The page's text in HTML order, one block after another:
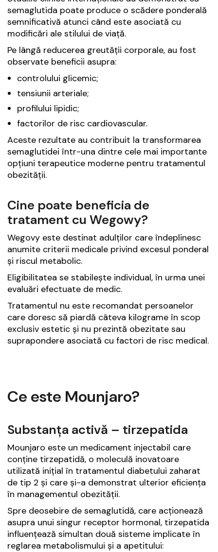
semaglutida poate produce o scădere ponderală
semnificativă atunci când este asociată cu
modificări ale stilului de viață.
Pe lângă reducerea greutății corporale, au fost
observate beneficii asupra:
controlului glicemic;
tensiunii arteriale;
profilului lipidic;
factorilor de risc cardiovascular.
Aceste rezultate au contribuit la transformarea
semaglutidei într-una dintre cele mai importante
opțiuni terapeutice moderne pentru tratamentul
obezității.
Cine poate beneficia de
tratament cu Wegowy?
Wegovy este destinat adulților care îndeplinesc
anumite criterii medicale privind excesul ponderal
și riscul metabolic.
Eligibilitatea se stabilește individual, în urma unei
evaluări efectuate de medic.
Tratamentul nu este recomandat persoanelor
care doresc să piardă câteva kilograme în scop
exclusiv estetic și nu prezintă obezitate sau
suprapondere asociată cu factori de risc medical.
Ce este Mounjaro?
Substanța activă – tirzepatida
Mounjaro este un medicament injectabil care
conține tirzepatidă, o moleculă inovatoare
utilizată inițial în tratamentul diabetului zaharat
de tip 2 și care și-a demonstrat ulterior eficiența
în managementul obezității.
Spre deosebire de semaglutidă, care acționează
asupra unui singur receptor hormonal, tirzepatida
influențează simultan două sisteme implicate în
reglarea metabolismului și a apetitului: